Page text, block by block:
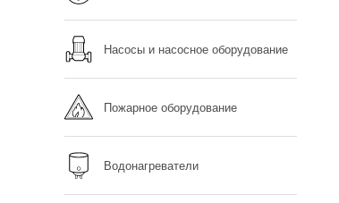
Насосы и насосное оборудование
Пожарное оборудование
Водонагреватели